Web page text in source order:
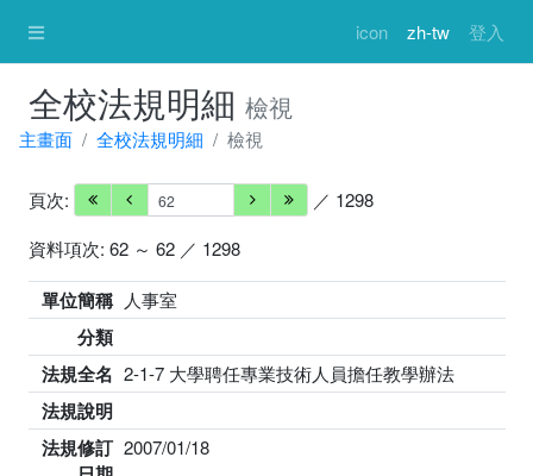
icon zh-tw 登入
全校法規明細 檢視
主畫面 全校法規明細 檢視
頁次:
／ 1298
資料項次: 62 ～ 62 ／ 1298
單位簡稱 人事室
分類
法規全名 2-1-7 大學聘任專業技術人員擔任教學辦法
法規說明
法規修訂 2007/01/18